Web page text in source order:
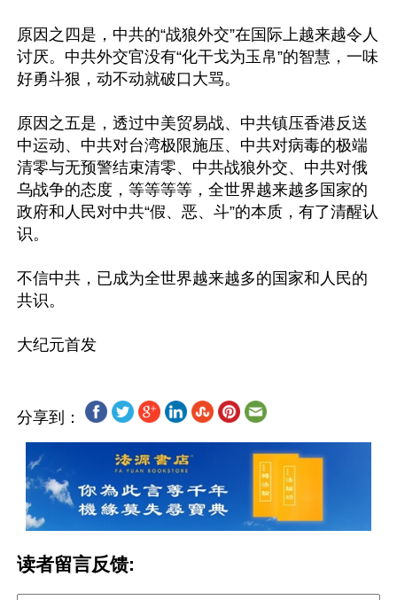
原因之四是，中共的“战狼外交”在国际上越来越令人
讨厌。中共外交官没有“化干戈为玉帛”的智慧，一味
好勇斗狠，动不动就破口大骂。
原因之五是，透过中美贸易战、中共镇压香港反送
中运动、中共对台湾极限施压、中共对病毒的极端
清零与无预警结束清零、中共战狼外交、中共对俄
乌战争的态度，等等等等，全世界越来越多国家的
政府和人民对中共“假、恶、斗”的本质，有了清醒认
识。
不信中共，已成为全世界越来越多的国家和人民的
共识。
分享到：
读者留言反馈: